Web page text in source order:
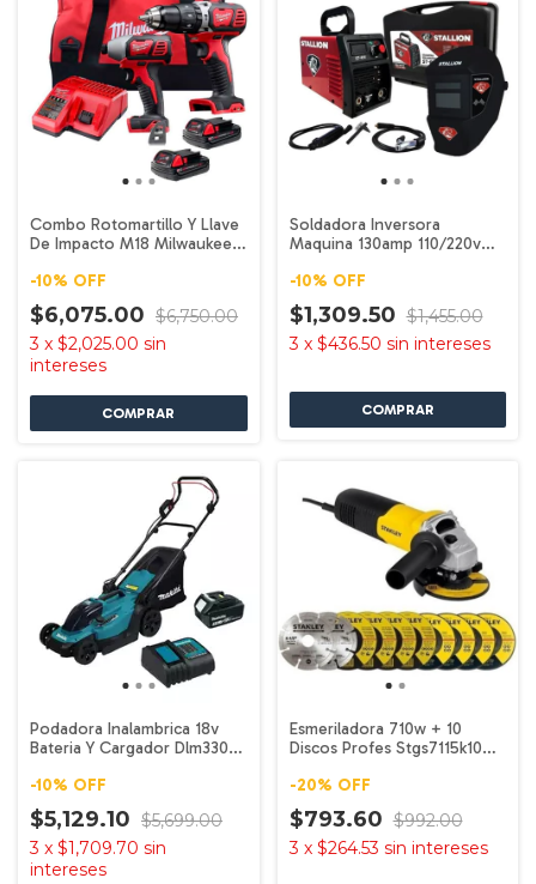
Combo Rotomartillo Y Llave
De Impacto M18 Milwaukee
-10% OFF
$6,075.00 $6,750.00
3 x $2,025.00 sin
intereses
Soldadora Inversora
Maquina 130amp 110/220v
-10% OFF
$1,309.50 $1,455.00
3 x $436.50 sin intereses
Podadora Inalambrica 18v
Bateria Y Cargador Dlm330
-10% OFF
$5,129.10 $5,699.00
3 x $1,709.70 sin
intereses
Esmeriladora 710w + 10
Discos Profes Stgs7115k10
-20% OFF
$793.60 $992.00
3 x $264.53 sin intereses